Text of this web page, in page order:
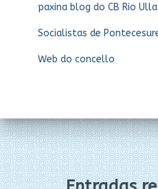
paxina blog do CB Rio Ulla
Socialistas de
Web do concello